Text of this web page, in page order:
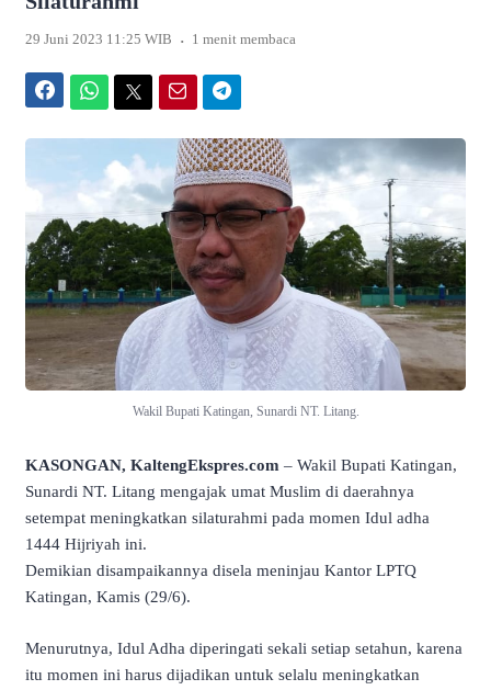
29 Juni 2023 11:25 WIB . 1 menit membaca
Wakil Bupati Katingan, Sunardi NT. Litang.
KASONGAN, KaltengEkspres.com – Wakil Bupati Katingan,
Sunardi NT. Litang mengajak umat Muslim di daerahnya
setempat meningkatkan silaturahmi pada momen Idul adha
1444 Hijriyah ini.
Demikian disampaikannya disela meninjau Kantor LPTQ
Katingan, Kamis (29/6).
Menurutnya, Idul Adha diperingati sekali setiap setahun, karena
itu momen ini harus dijadikan untuk selalu meningkatkan